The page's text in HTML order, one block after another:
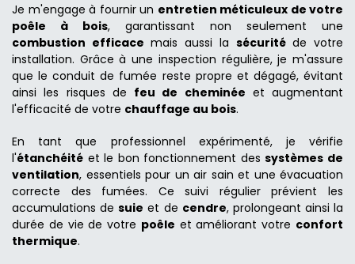
Je m'engage à fournir un entretien méticuleux de votre
poêle à bois, garantissant non seulement une
combustion efficace mais aussi la sécuritéde votre
installation. Grâce à une inspection régulière, je m'assure
que le conduit de fumée reste propre et dégagé, évitant
ainsi les risques de feu de cheminée et augmentant
l'efficacité de votre chauffage au bois.
En tant que professionnel expérimenté, je vérifie
l'étanchéité et le bon fonctionnement dessystèmes de
ventilation, essentiels pour un air sain et une évacuation
correcte des fumées. Ce suivi régulier prévient les
accumulations desuie et de cendre, prolongeant ainsi la
durée de vie de votre poêle et améliorant votre confort
thermique.